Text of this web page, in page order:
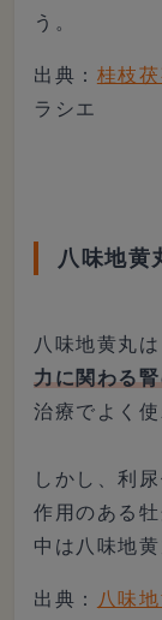
う。
出典： 桂枝
ラシエ
八味地黄
八味地黄丸
力に関わる
治療でよく使
しかし、利
作用のある
中は八味地
出典： 八味